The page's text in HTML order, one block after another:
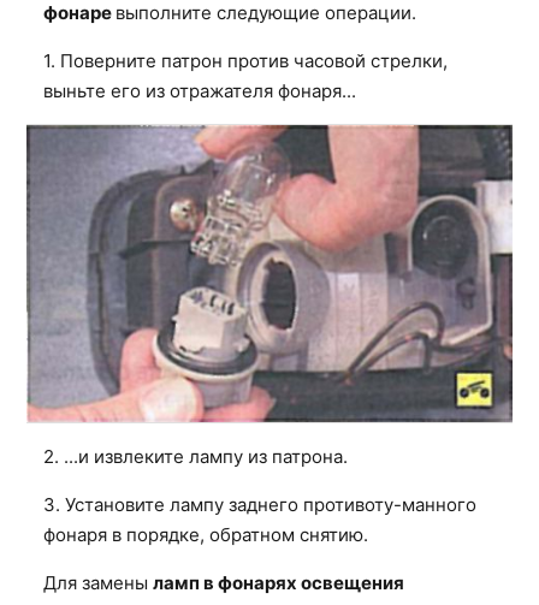
фонаре выполните следующие операции.
1. Поверните патрон против часовой стрелки,
выньте его из отражателя фонаря...
2. ...и извлеките лампу из патрона.
3. Установите лампу заднего противоту-манного
фонаря в порядке, обратном снятию.
Для замены ламп в фонарях освещения